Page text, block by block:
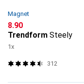
Magnet
CHF
8.90
Trendform Steely
1x
312